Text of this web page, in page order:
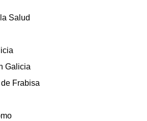
Salud
Galicia
Frabisa